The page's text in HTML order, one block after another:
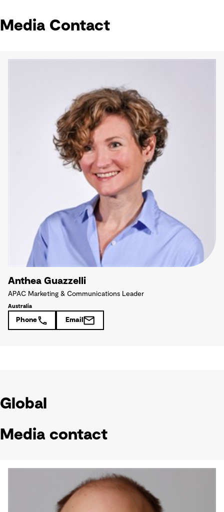
Media Contact
Anthea Guazzelli
APAC Marketing & Communications Leader
Australia
Phone Email
Global
Media contact